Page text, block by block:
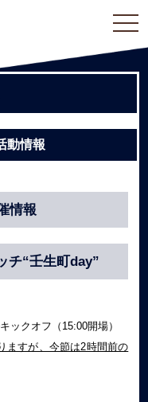
動情報
情報
チ“壬生町day”
ックオフ（15:00開場）
ますが、今節は2時間前の